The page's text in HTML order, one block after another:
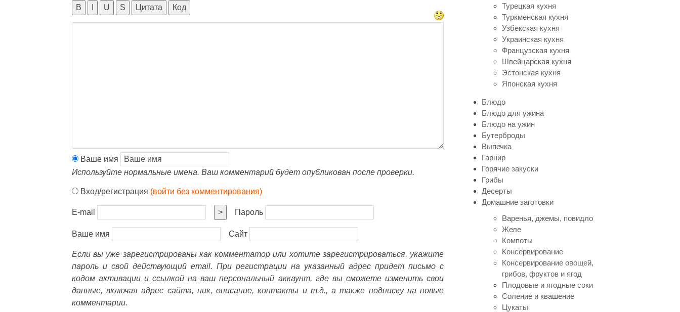
B U S Цитата Код
Ваше имя
Используйте нормальные имена. Ваш комментарий будет опубликован после проверки.
Вход/регистрация (войти без комментирования)
E-mail > Пароль
Ваше имя Сайт
Если вы уже зарегистрированы как комментатор или хотите зарегистрироваться, укажите
пароль и свой действующий email. При регистрации на указанный адрес придет письмо с
кодом активации и ссылкой на ваш персональный аккаунт, где вы сможете изменить свои
данные, включая адрес сайта, ник, описание, контакты и т.д., а также подписку на новые
комментарии.
Турецкая кухня
Туркменская кухня
Узбекская кухня
Украинская кухня
Французская кухня
Швейцарская кухня
Эстонская кухня
Японская кухня
Блюдо
Блюдо для ужина
Блюдо на ужин
Бутерброды
Выпечка
Гарнир
Горячие закуски
Грибы
Десерты
Домашние заготовки
Варенья, джемы, повидло
Желе
Компоты
Консервирование
Консервирование овощей,
грибов, фруктов и ягод
Плодовые и ягодные соки
Соление и квашение
Цукаты